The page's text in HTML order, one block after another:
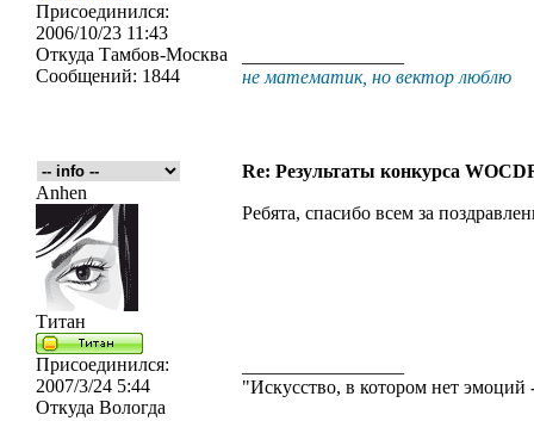
Присоединился:
2006/10/23 11:43
Откуда Тамбов-Москва
Сообщений: 1844
не математик, но вектор люблю
Re: Результаты конкурса
Anhen
Титан
Присоединился:
2007/3/24 5:44
Откуда Вологда
Ребята, спасибо всем за
"Искусство, в котором нет